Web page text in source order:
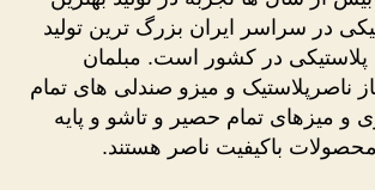
در سراسر ایران بزرگ ترین تولید
در کشور است. مبلمان
ناصرپلاستیک و میزو صندلی های تمام
و میزهای تمام حصیر و تاشو و پایه
باکیفیت ناصر هستند.